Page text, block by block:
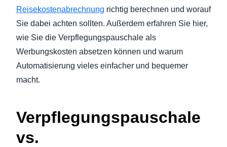
Reisekostenabrechnung richtig berechnen und worauf
Sie dabei achten sollten. Außerdem erfahren Sie hier,
wie Sie die Verpflegungspauschale als
Werbungskosten absetzen können und warum
Automatisierung vieles einfacher und bequemer
macht.
Verpflegungspauschale
vs.